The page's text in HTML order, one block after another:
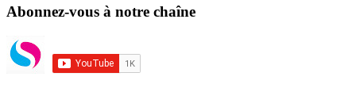
Abonnez-vous à notre chaîne